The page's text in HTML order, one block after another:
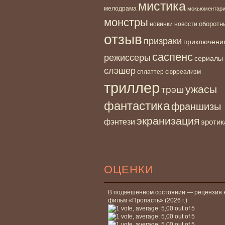
мелодрама мистика мокьюментари
монстры новинки новости
отзыв призраки
режиссеры саспенссериалы
слэшер сплаттер сюрреализм
триллертрэшужасы
фантастикафраншизы
фэнтези экранизация
ОЦЕНКИ
В подвешенном состоянии — рецензия
фильм «Пропасть» (2026 г.)